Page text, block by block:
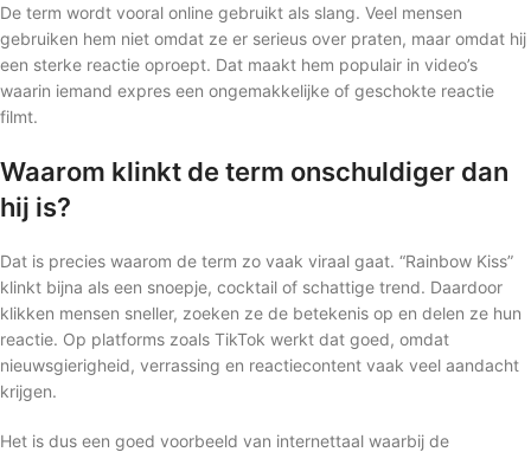
De term wordt vooral online gebruikt als slang. Veel mensen
gebruiken hem niet omdat ze er serieus over praten, maar omdat hij
een sterke reactie oproept. Dat maakt hem populair in video’s
waarin iemand expres een ongemakkelijke of geschokte reactie
filmt.
Waarom klinkt de term onschuldiger dan
hij is?
Dat is precies waarom de term zo vaak viraal gaat. “Rainbow Kiss”
klinkt bijna als een snoepje, cocktail of schattige trend. Daardoor
klikken mensen sneller, zoeken ze de betekenis op en delen ze hun
reactie. Op platforms zoals TikTok werkt dat goed, omdat
nieuwsgierigheid, verrassing en reactiecontent vaak veel aandacht
krijgen.
Het is dus een goed voorbeeld van internettaal waarbij de